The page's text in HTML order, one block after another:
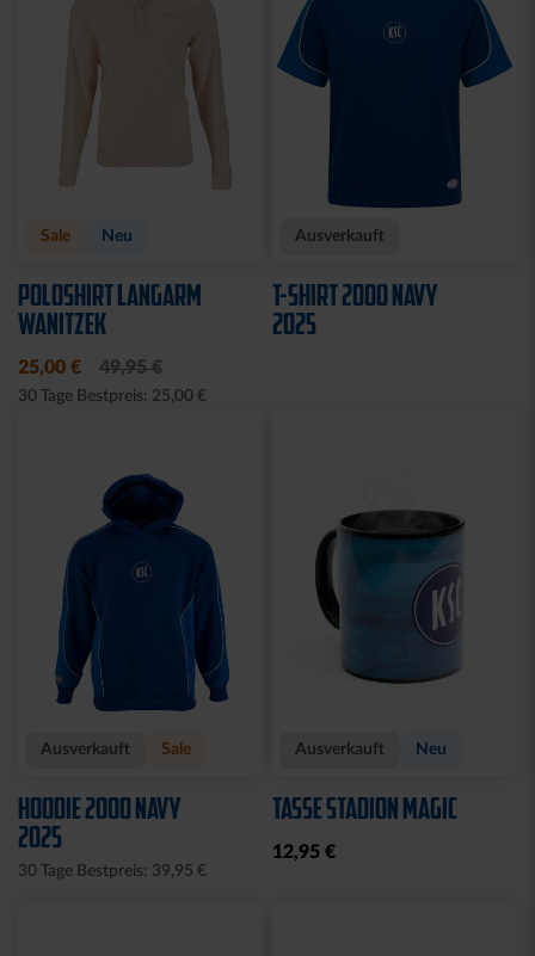
Sale Neu
POLOSHIRT LANGARM
WANITZEK
25,00 € 49,95 €
30 Tage Bestpreis: 25,00 €
Ausverkauft
T-SHIRT 2000 NAVY
2025
Ausverkauft Sale
HOODIE 2000 NAVY
2025
30 Tage Bestpreis: 39,95 €
Ausverkauft Neu
TASSE STADION MAGIC
12,95 €